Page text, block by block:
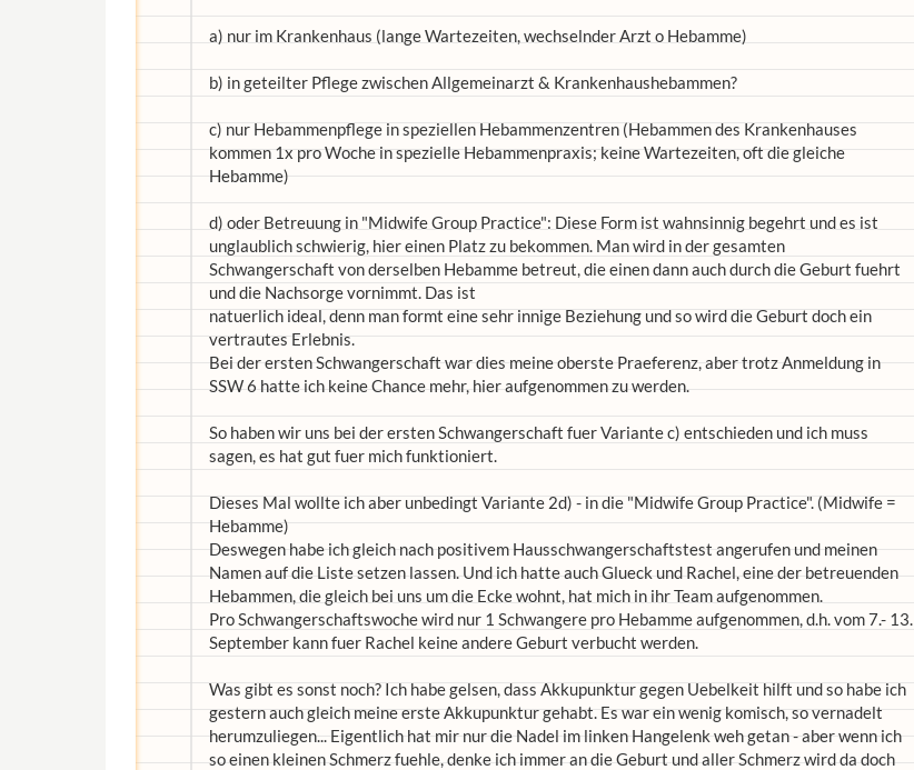
a) nur im Krankenhaus (lange Wartezeiten, wechselnder Arzt o Hebamme)
b) in geteilter Pflege zwischen Allgemeinarzt & Krankenhaushebammen?
c) nur Hebammenpflege in speziellen Hebammenzentren (Hebammen des Krankenhauses
kommen 1x pro Woche in spezielle Hebammenpraxis; keine Wartezeiten, oft die gleiche
Hebamme)
d) oder Betreuung in "Midwife Group Practice": Diese Form ist wahnsinnig begehrt und es ist
unglaublich schwierig, hier einen Platz zu bekommen. Man wird in der gesamten
Schwangerschaft von derselben Hebamme betreut, die einen dann auch durch die Geburt fuehrt
und die Nachsorge vornimmt. Das ist
natuerlich ideal, denn man formt eine sehr innige Beziehung und so wird die Geburt doch ein
vertrautes Erlebnis.
Bei der ersten Schwangerschaft war dies meine oberste Praeferenz, aber trotz Anmeldung in
SSW 6 hatte ich keine Chance mehr, hier aufgenommen zu werden.
So haben wir uns bei der ersten Schwangerschaft fuer Variante c) entschieden und ich muss
sagen, es hat gut fuer mich funktioniert.
Dieses Mal wollte ich aber unbedingt Variante 2d) - in die "Midwife Group Practice". (Midwife =
Hebamme)
Deswegen habe ich gleich nach positivem Hausschwangerschaftstest angerufen und meinen
Namen auf die Liste setzen lassen. Und ich hatte auch Glueck und Rachel, eine der betreuenden
Hebammen, die gleich bei uns um die Ecke wohnt, hat mich in ihr Team aufgenommen.
Pro Schwangerschaftswoche wird nur 1 Schwangere pro Hebamme aufgenommen, d.h. vom 7.- 13.
September kann fuer Rachel keine andere Geburt verbucht werden.
Was gibt es sonst noch? Ich habe gelsen, dass Akkupunktur gegen Uebelkeit hilft und so habe ich
gestern auch gleich meine erste Akkupunktur gehabt. Es war ein wenig komisch, so vernadelt
herumzuliegen... Eigentlich hat mir nur die Nadel im linken Hangelenk weh getan - aber wenn ich
so einen kleinen Schmerz fuehle, denke ich immer an die Geburt und aller Schmerz wird da doch